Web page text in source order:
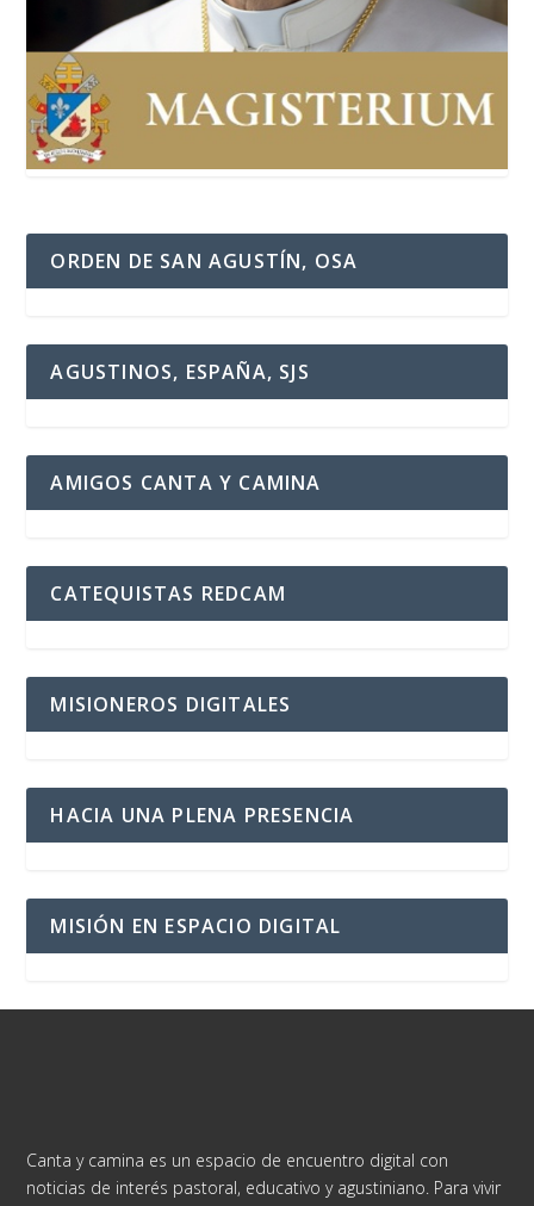
ORDEN DE SAN AGUSTÍN, OSA
AGUSTINOS, ESPAÑA, SJS
AMIGOS CANTA Y CAMINA
CATEQUISTAS REDCAM
MISIONEROS DIGITALES
HACIA UNA PLENA PRESENCIA
MISIÓN EN ESPACIO DIGITAL
Canta y camina es un espacio de encuentro digital con
noticias de interés pastoral, educativo y agustiniano. Para vivir